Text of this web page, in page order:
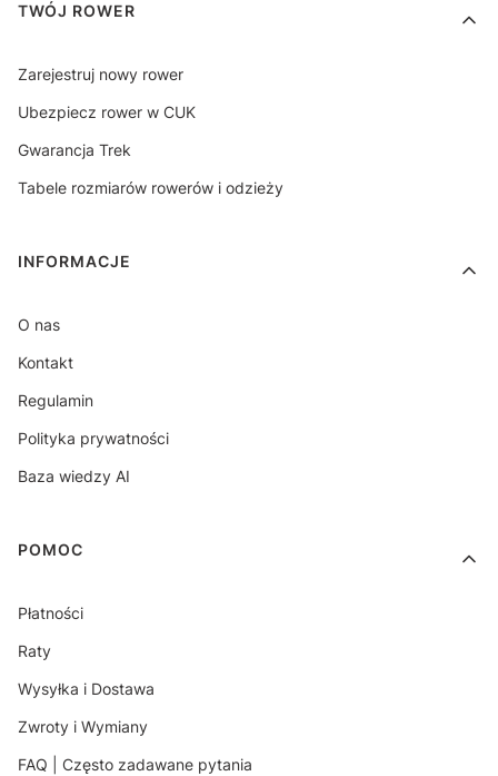
TWÓJ ROWER
Zarejestruj nowy rower
Ubezpiecz rower w CUK
Gwarancja Trek
Tabele rozmiarów rowerów i odzieży
INFORMACJE
O nas
Kontakt
Regulamin
Polityka prywatności
Baza wiedzy AI
POMOC
Płatności
Raty
Wysyłka i Dostawa
Zwroty i Wymiany
FAQ | Często zadawane pytania